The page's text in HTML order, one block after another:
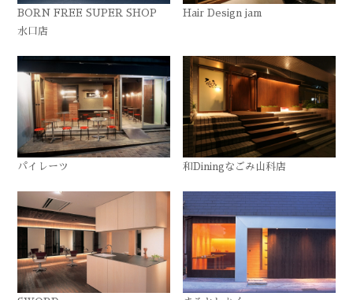
BORN FREE SUPER SHOP
水口店
Hair Design jam
パイレーツ 和Diningなごみ山科店